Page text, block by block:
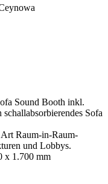
Sound Booth inkl.
Sofa
Raum-in-Raum-
und Lobbys.
x 1.700 mm